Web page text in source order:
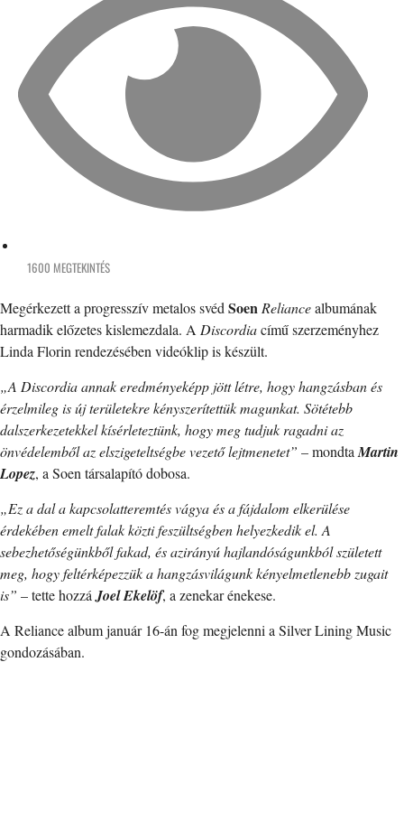
1600 MEGTEKINTÉS
Megérkezett a progresszív metalos svéd Soen Reliancealbumának
harmadik előzetes kislemezdala. A Discordiacímű szerzeményhez
Linda Florin rendezésében videóklip is készült.
„A Discordia annak eredményeképp jött létre, hogy hangzásban és
érzelmileg is új területekre kényszerítettük magunkat. Sötétebb
dalszerkezetekkel kísérleteztünk, hogy meg tudjuk ragadni az
önvédelemből az elszigeteltségbe vezető lejtmenetet” – mondta Martin
Lopez, a Soen társalapító dobosa.
„Ez a dal a kapcsolatteremtés vágya és a fájdalom elkerülése
érdekében emelt falak közti feszültségben helyezkedik el. A
sebezhetőségünkből fakad, és azirányú hajlandóságunkból született
meg, hogy feltérképezzük a hangzásvilágunk kényelmetlenebb zugait
is” – tette hozzá Joel Ekelöf, a zenekar énekese.
A Reliance album január 16-án fog megjelenni a Silver Lining Music
gondozásában.